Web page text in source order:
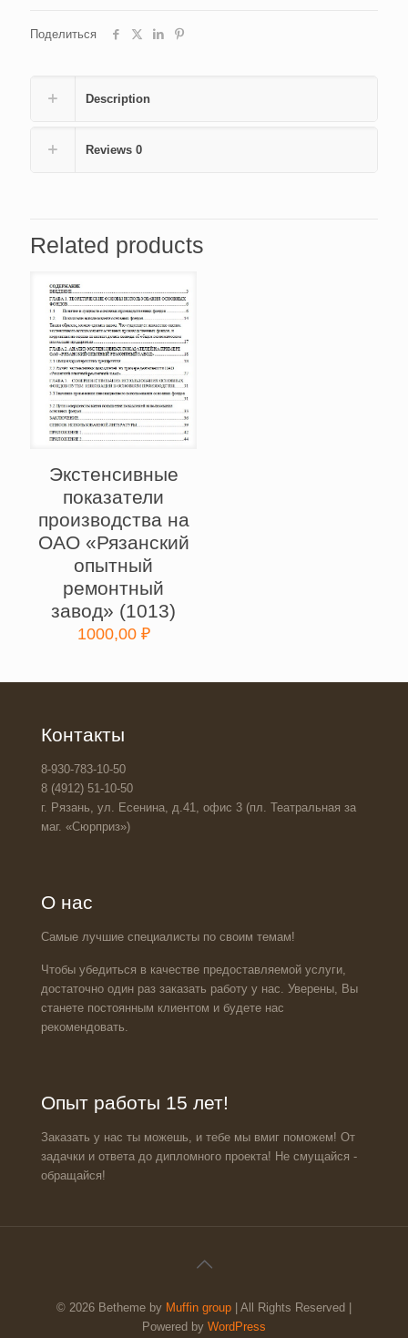
(3597)
Поделиться
Description
Reviews 0
Related products
Экстенсивные
показатели
производства на
ОАО «Рязанский
опытный
ремонтный
завод» (1013)
1000,00 ₽
Контакты
8-930-783-10-50
8 (4912) 51-10-50
г. Рязань, ул. Есенина, д.41, офис 3 (пл. Театральная за
маг. «Сюрприз»)
О нас
Самые лучшие специалисты по своим темам!
Чтобы убедиться в качестве предоставляемой услуги,
достаточно один раз заказать работу у нас. Уверены, Вы
станете постоянным клиентом и будете нас
рекомендовать.
Опыт работы 15 лет!
Заказать у нас ты можешь, и тебе мы вмиг поможем! От
задачки и ответа до дипломного проекта! Не смущайся -
обращайся!
© 2026 Betheme by Muffin group | All Rights Reserved |
Powered by WordPress